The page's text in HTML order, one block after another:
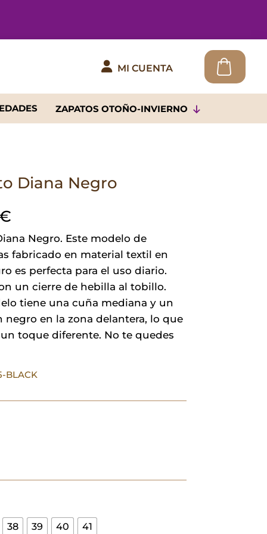
 MI CUENTA
ZAPATOS OTOÑO-INVIERNO
Diana Negro
Negro. Este modelo de
fabricado en material textil en
es perfecta para el uso diario.
un cierre de hebilla al tobillo.
tiene una cuña mediana y un
negro en la zona delantera, lo que
toque diferente. No te quedes
BLACK
38 39 40 41